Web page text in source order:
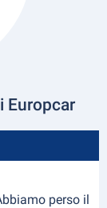
Europcar
perso il